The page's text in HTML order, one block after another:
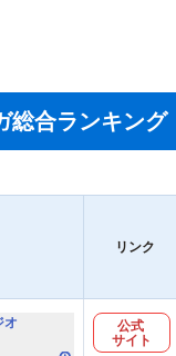
総合ランキング
リンク
オ
公式
サイト